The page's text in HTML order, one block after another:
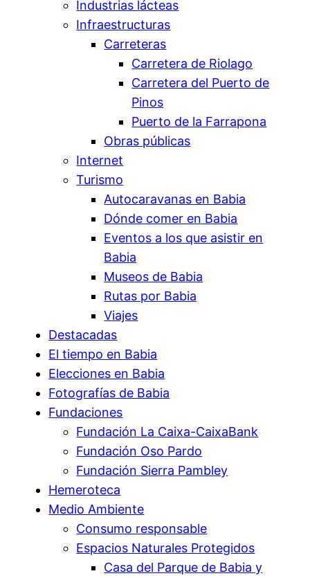
Industrias lácteas
Infraestructuras
Carreteras
Carretera de Riolago
Carretera del Puerto de
Pinos
Puerto de la Farrapona
Obras públicas
Internet
Turismo
Autocaravanas en Babia
Dónde comer en Babia
Eventos a los que asistir en
Babia
Museos de Babia
Rutas por Babia
Viajes
Destacadas
El tiempo en Babia
Elecciones en Babia
Fotografías de Babia
Fundaciones
Fundación La Caixa-CaixaBank
Fundación Oso Pardo
Fundación Sierra Pambley
Hemeroteca
Medio Ambiente
Consumo responsable
Espacios Naturales Protegidos
Casa del Parque de Babia y